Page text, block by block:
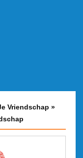
Vriendschap »